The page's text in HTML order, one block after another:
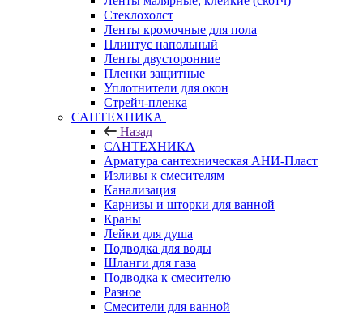
Стеклохолст
Ленты кромочные для пола
Плинтус напольный
Ленты двусторонние
Пленки защитные
Уплотнители для окон
Стрейч-пленка
САНТЕХНИКА
Назад
САНТЕХНИКА
Арматура сантехническая АНИ-Пласт
Изливы к смесителям
Канализация
Карнизы и шторки для ванной
Краны
Лейки для душа
Подводка для воды
Шланги для газа
Подводка к смесителю
Разное
Смесители для ванной